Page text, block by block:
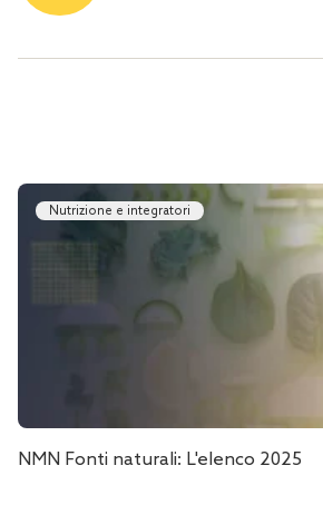
Nutrizione e integratori
NMN Fonti naturali: L'elenco 2025